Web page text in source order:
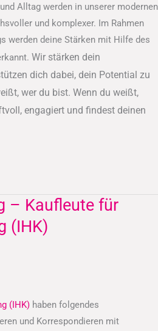
Alltag werden in unserer modernen
und komplexer. Im Rahmen
werden deine Stärken mit Hilfe des
Wir stärken dein
dich dabei, dein Potential zu
wer du bist. Wenn du weißt,
engagiert und findest deinen
– Kaufleute für
(IHK)
(IHK) haben folgendes
und Korrespondieren mit